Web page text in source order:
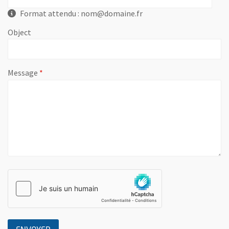
Format attendu : nom@domaine.fr
Object
Message , champ obligatoire